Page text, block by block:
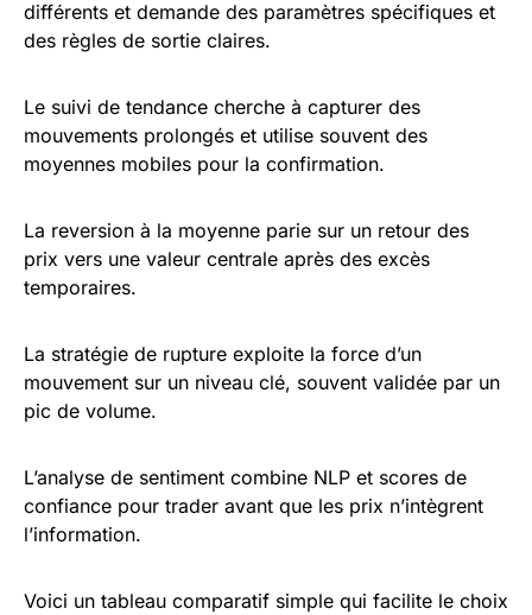
différents et demande des paramètres spécifiques et
des règles de sortie claires.
Le suivi de tendance cherche à capturer des
mouvements prolongés et utilise souvent des
moyennes mobiles pour la confirmation.
La reversion à la moyenne parie sur un retour des
prix vers une valeur centrale après des excès
temporaires.
La stratégie de rupture exploite la force d’un
mouvement sur un niveau clé, souvent validée par un
pic de volume.
L’analyse de sentiment combine NLP et scores de
confiance pour trader avant que les prix n’intègrent
l’information.
Voici un tableau comparatif simple qui facilite le choix